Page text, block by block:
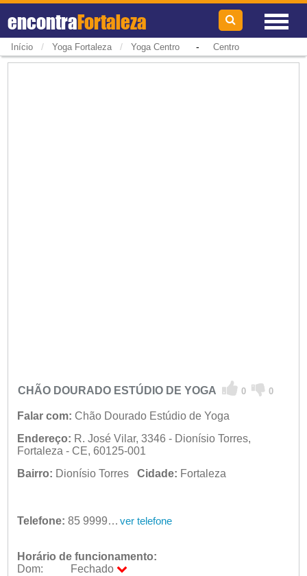
encontraFortaleza
Início / Yoga Fortaleza / Yoga Centro- Centro
CHÃO DOURADO ESTÚDIO DE YOGA 0 0
Falar com: Chão Dourado Estúdio de Yoga
Endereço: R. José Vilar, 3346 - Dionísio Torres,
Fortaleza - CE, 60125-001
Bairro: Dionísio Torres Cidade: Fortaleza
Telefone: 85 99997-4589 ver telefone
Horário de funcionamento:
Dom:
Fechado